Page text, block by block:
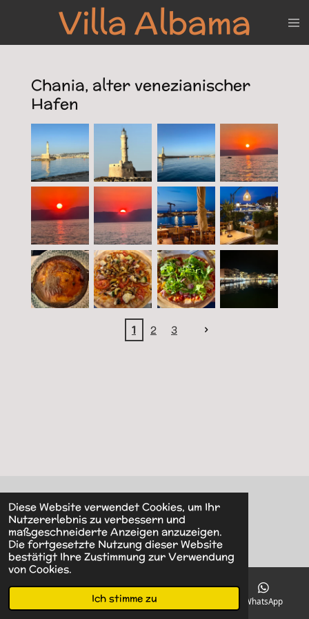
Diese Website verwendet Cookies, um Ihr
Nutzererlebnis zu verbessern und
maßgeschneiderte Anzeigen anzuzeigen.
Die fortgesetzte Nutzung dieser Website
bestätigt Ihre Zustimmung zur Verwendung
von Cookies.
Ich stimme zu
springen
Villa Albama
Chania, alter venezianischer
Hafen
1 2 3
© 2022 - 2026 Villa Albama
Telefon WhatsApp